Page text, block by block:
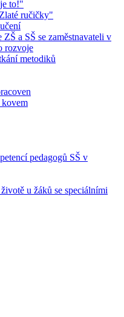
to!"
ručičky"
a SŠ se zaměstnavateli v
rozvoje
metodiků
kovem
pedagogů SŠ v
u žáků se speciálními